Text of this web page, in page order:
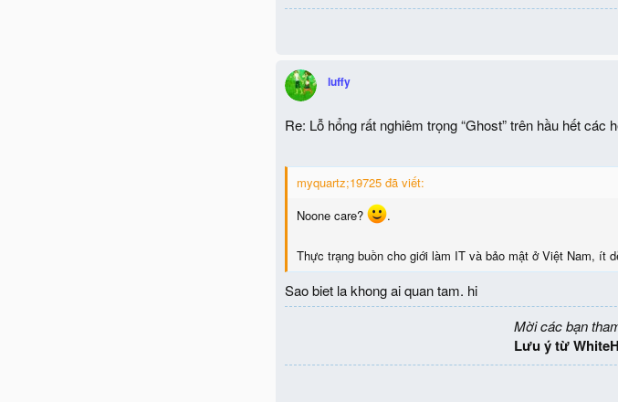
luffy
Re: Lỗ hổng rất nghiêm trọng “Ghost” trên hầu hết các
myquartz;19725 đã viết:
Noone care?
.
Thực trạng buồn cho giới làm IT và bảo mật ở Việt Nam, ít
Sao biet la khong ai quan tam. hi
Mời các bạn
Lưu ý từ